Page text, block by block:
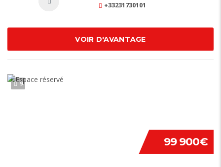
+33231730101
VOIR D'AVANTAGE
9
99 900€